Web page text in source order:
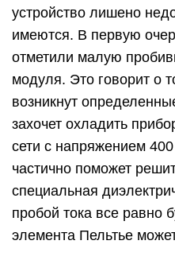
устройство лишено
имеются. В первую
отметили малую
модуля. Это говорит о
возникнут
захочет охладить
сети с напряжением
частично поможет
специальная
пробой тока все равно
элемента Пельтье